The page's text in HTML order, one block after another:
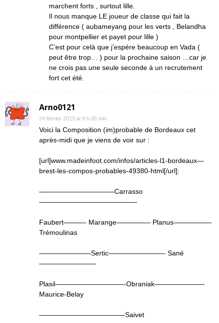
marchent forts , surtout lille.
Il nous manque LE joueur de classe qui fait la
différence ( aubameyang pour les verts , Belandha
pour montpellier et payet pour lille )
C’est pour celà que j’espére beaucoup en Vada (
peut être trop… ) pour la prochaine saison …car je
ne crois pas une seule seconde à un recrutement
fort cet été.
Arno0121
24 février 2013 at 9 h 05 min
Voici la Composition (im)probable de Bordeaux cet
après-midi que je viens de voir sur :
[url]www.madeinfoot.com/infos/articles-l1-bordeaux—
brest-les-compos-probables-49380-html[/url]:
———————————Carrasso
——————————————-
Faubert———- Marange————— Planus—————–
Trémoulinas
———————–Sertic————————- Sané
————————-
Plasil——————————-Obraniak———————-
Maurice-Belay
————————————–Saivet